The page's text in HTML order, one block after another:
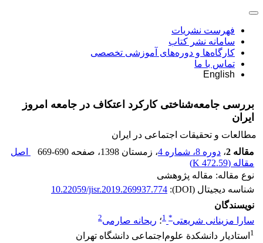
فهرست نشریات
سامانه نشر کتاب
کارگاه‌ها و دوره‌های آموزشی تخصصی
تماس با ما
English
بررسی جامعه‌شناختی کارکرد اعتکاف در جامعه امروز
ایران
مطالعات و تحقیقات اجتماعی در ایران
مقاله 2
، دوره 8، شماره 4 ، زمستان 1398 ، صفحه 669-690
اصل
مقاله (472.59 K
)
نوع مقاله: مقاله پژوهشی
شناسه دیجیتال (DOI):
10.22059/jisr.2019.269937.774
نویسندگان
سارا مزینانی شریعتی*
1؛ ریحانه صارمی2
1 استادیار دانشکدة علوم‌اجتماعی دانشگاه تهران